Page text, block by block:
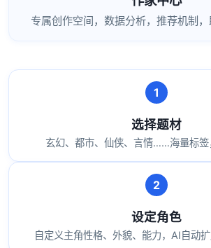
专属创作空间，数据分析，推荐机制，
选择题材
玄幻、都市、仙侠、言情……海量标签
设定角色
自定义主角性格、外貌、能力，AI自动扩